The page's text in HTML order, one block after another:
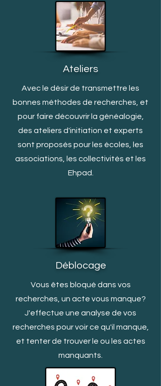
Ateliers
Avec le désir de transmettre les
bonnes méthodes de recherches, et
pour faire découvrir la généalogie,
des ateliers d'initiation et experts
sont proposés pour les écoles, les
associations, les collectivités et les
Ehpad.
Déblocage
Vous êtes bloqué dans vos
recherches, un acte vous manque?
J'effectue une analyse de vos
recherches pour voir ce qu'il manque,
et tenter de trouver le ou les actes
manquants.